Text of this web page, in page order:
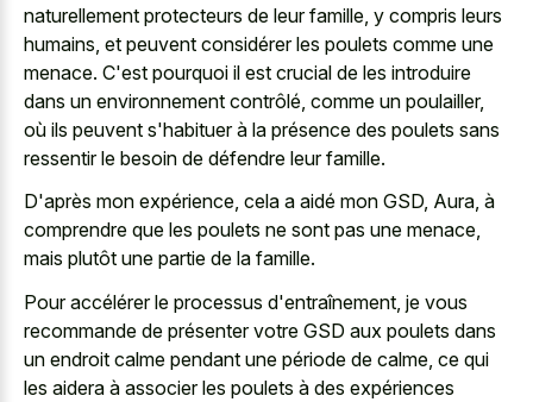
naturellement protecteurs de leur famille, y compris leurs
humains, et peuvent considérer les poulets comme une
menace. C'est pourquoi il est crucial de les introduire
dans un environnement contrôlé, comme un poulailler,
où ils peuvent s'habituer à la présence des poulets sans
ressentir le besoin de défendre leur famille.
D'après mon expérience, cela a aidé mon GSD, Aura, à
comprendre que les poulets ne sont pas une menace,
mais plutôt une partie de la famille.
Pour accélérer le processus d'entraînement, je vous
recommande de présenter votre GSD aux poulets dans
un endroit calme pendant une période de calme, ce qui
les aidera à associer les poulets à des expériences